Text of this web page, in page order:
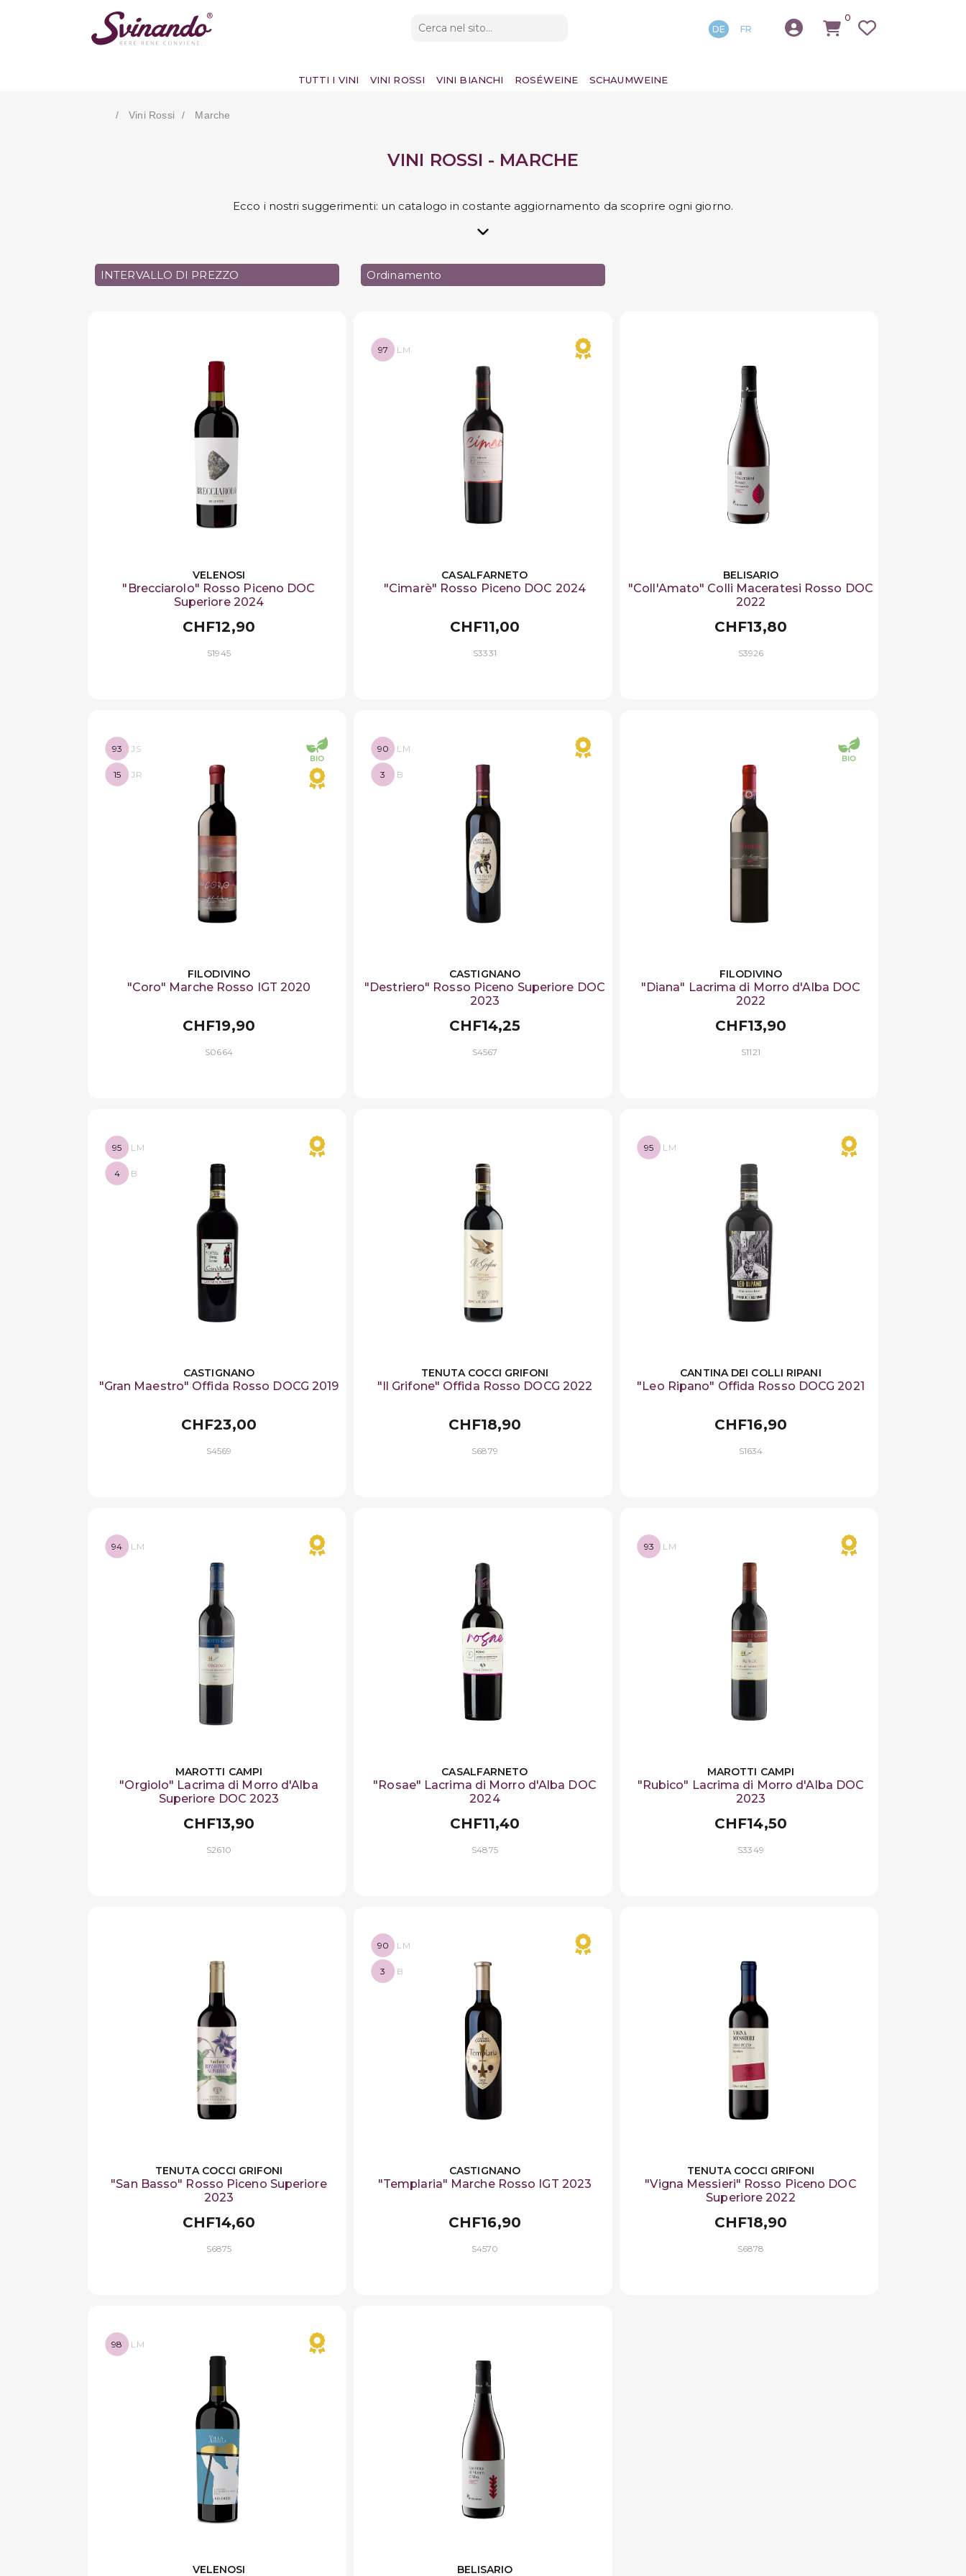
DE FR
0
TUTTI I VINI VINI ROSSI VINI BIANCHI ROSÉWEINE SCHAUMWEINE
Vini Rossi Marche
VINI ROSSI - MARCHE
Ecco i nostri suggerimenti: un catalogo in costante aggiornamento da scoprire ogni giorno.
INTERVALLO DI PREZZO Ordinamento
VELENOSI
"Brecciarolo" Rosso Piceno DOC
Superiore 2024
CHF12,90
S1945
97 LM
CASALFARNETO
"Cimarè" Rosso Piceno DOC 2024
CHF11,00
S3331
BELISARIO
"Coll'Amato" Colli Maceratesi Rosso DOC
2022
CHF13,80
S3926
93 JS
15 JR
FILODIVINO
"Coro" Marche Rosso IGT 2020
CHF19,90
S0664
90 LM
3 B
CASTIGNANO
"Destriero" Rosso Piceno Superiore DOC
2023
CHF14,25
S4567
FILODIVINO
"Diana" Lacrima di Morro d'Alba DOC
2022
CHF13,90
S1121
95 LM
4 B
CASTIGNANO
"Gran Maestro" Offida Rosso DOCG 2019
CHF23,00
S4569
TENUTA COCCI GRIFONI
"Il Grifone" Offida Rosso DOCG 2022
CHF18,90
S6879
95 LM
CANTINA DEI COLLI RIPANI
"Leo Ripano" Offida Rosso DOCG 2021
CHF16,90
S1634
94 LM
MAROTTI CAMPI
"Orgiolo" Lacrima di Morro d'Alba
Superiore DOC 2023
CHF13,90
S2610
CASALFARNETO
"Rosae" Lacrima di Morro d'Alba DOC
2024
CHF11,40
S4875
93 LM
MAROTTI CAMPI
"Rubico" Lacrima di Morro d'Alba DOC
2023
CHF14,50
S3349
TENUTA COCCI GRIFONI
"San Basso" Rosso Piceno Superiore
2023
CHF14,60
S6875
90 LM
3 B
CASTIGNANO
"Templaria" Marche Rosso IGT 2023
CHF16,90
S4570
TENUTA COCCI GRIFONI
"Vigna Messieri" Rosso Piceno DOC
Superiore 2022
CHF18,90
S6878
98 LM
VELENOSI BELISARIO